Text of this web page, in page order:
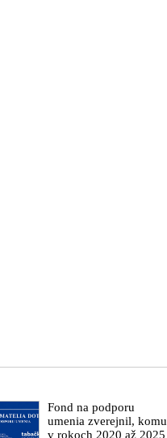
o globálním oteplování
Fond na podporu
umenia zverejnil, komu
v rokoch 2020 až 2025